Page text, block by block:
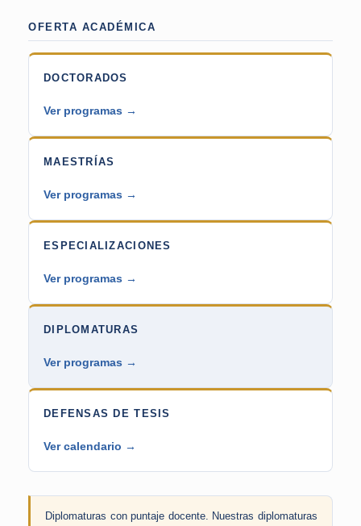
OFERTA ACADÉMICA
DOCTORADOS
Ver programas →
MAESTRÍAS
Ver programas →
ESPECIALIZACIONES
Ver programas →
DIPLOMATURAS
Ver programas →
DEFENSAS DE TESIS
Ver calendario →
Diplomaturas con puntaje docente. Nuestras diplomaturas